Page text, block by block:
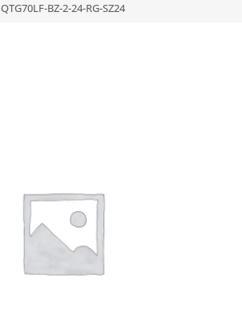
QTG70LF-BZ-2-24-RG-SZ24